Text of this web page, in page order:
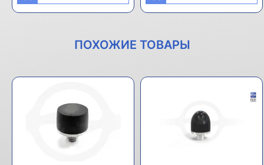
ПОХОЖИЕ ТОВАРЫ